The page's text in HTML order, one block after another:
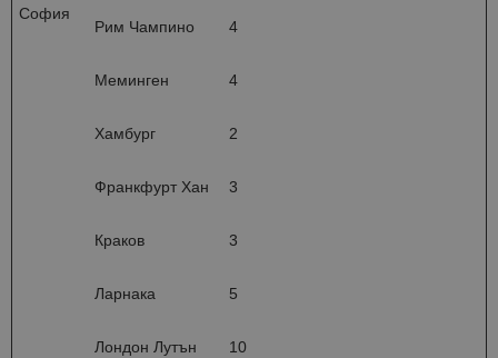
София
Рим Чампино 4
Меминген 4
Хамбург 2
Франкфурт Хан 3
Краков 3
Ларнака 5
Лондон Лутън 10